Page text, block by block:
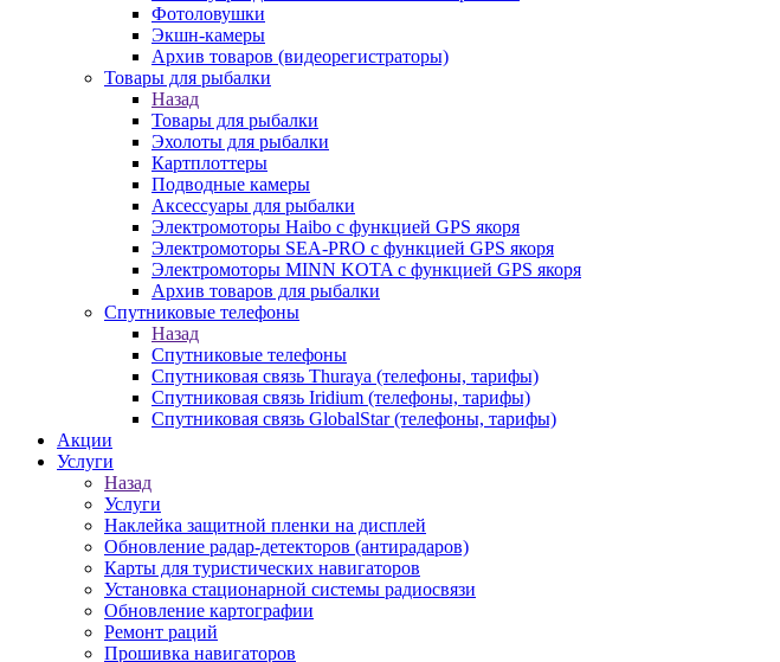
Фотоловушки
Экшн-камеры
Архив товаров (видеорегистраторы)
Товары для рыбалки
Назад
Товары для рыбалки
Эхолоты для рыбалки
Картплоттеры
Подводные камеры
Аксессуары для рыбалки
Электромоторы Haibo с функцией GPS якоря
Электромоторы SEA-PRO с функцией GPS якоря
Электромоторы MINN KOTA с функцией GPS якоря
Архив товаров для рыбалки
Спутниковые телефоны
Назад
Спутниковые телефоны
Спутниковая связь Thuraya (телефоны, тарифы)
Спутниковая связь Iridium (телефоны, тарифы)
Спутниковая связь GlobalStar (телефоны, тарифы)
Акции
Услуги
Назад
Услуги
Наклейка защитной пленки на дисплей
Обновление радар-детекторов (антирадаров)
Карты для туристических навигаторов
Установка стационарной системы радиосвязи
Обновление картографии
Ремонт раций
Прошивка навигаторов